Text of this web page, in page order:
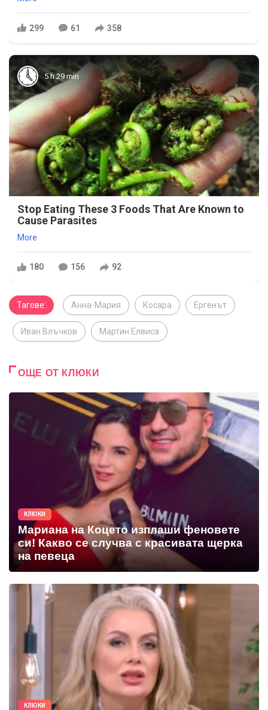
299 61 358
5 h 29 min
Stop Eating These 3 Foods That Are Known to
Cause Parasites
More
180 156 92
Тагове: Анна-Мария Косара Ергенът
Иван Влъчков Мартин Елвиса
ОЩЕ ОТ КЛЮКИ
КЛЮКИ
Мариана на Коцето изплаши феновете
си! Какво се случва с красивата щерка
на певеца
КЛЮКИ